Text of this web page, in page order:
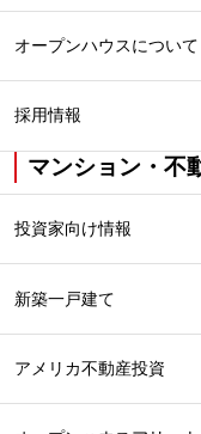
オープンハウスについて
採用情報
マンション・不
投資家向け情報
新築一戸建て
アメリカ不動産投資